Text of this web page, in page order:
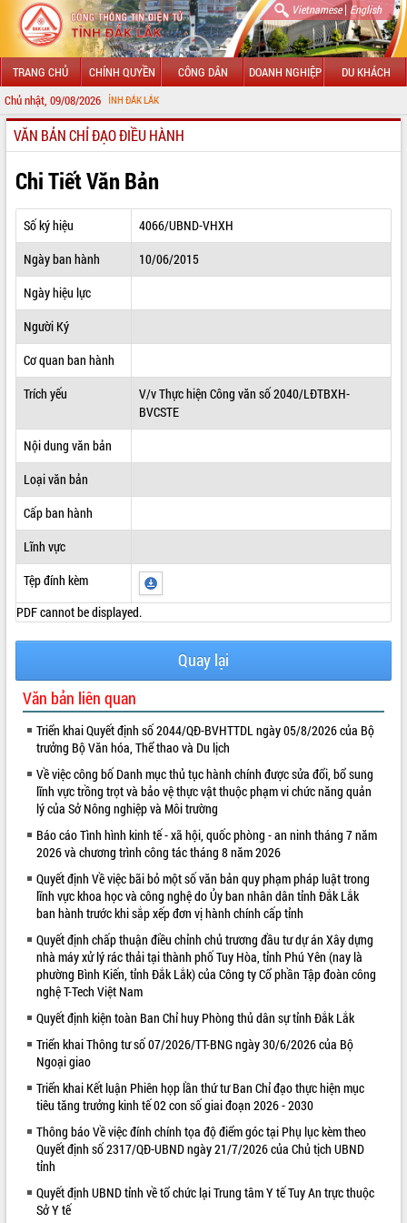
Vietnamese| English
TRANG CHỦ CHÍNH QUYỀN CÔNG DÂN DOANH NGHIỆP DU KHÁCH
Chủ nhật, 09/08/2026
GIỚI THIỆU
LÃNH ĐẠO UBND TỈNH
TIN TỨC SỰ KIỆN
SỞ, BAN, NGÀNH
THÔNG TIN CHỈ ĐẠO ĐIỀU HÀNH
HỆ THỐNG VĂN BẢN
VĂN BẢN HĐND TỈNH
ĐIỂM TIN VĂN BẢN
VIDEO
Khám bệnh, cấp phát thuốc miễn phí
và tặng quà người dân xã Cư Pui
Hội nghị UBND tỉnh Đắk Lắk thường kỳ
tháng 7/2026
Lễ truy tặng danh hiệu “Bà Mẹ Việt
Nam Anh hùng” và trao Huân chương
Lao động
UBND tỉnh Đắk Lắk triển khai nhiệm
Kỳ họp thứ Hai, Hội đồng nhân dân
ALBUM ẢNH
VĂN BẢN CHỈ ĐẠO ĐIỀU HÀNH
Chi Tiết Văn Bản
Số ký hiệu
4066/UBND-VHXH
Ngày ban hành
10/06/2015
Ngày hiệu lực
Người Ký
Cơ quan ban hành
Trích yếu
V/v Thực hiện Công văn số 2040/LĐTBXH-
BVCSTE
Nội dung văn bản
Loại văn bản
Cấp ban hành
Lĩnh vực
Tệp đính kèm
PDF cannot be displayed.
Quay lại
Văn bản liên quan
Triển khai Quyết định số 2044/QĐ-BVHTTDL ngày 05/8/2026 của Bộ
trưởng Bộ Văn hóa, Thể thao và Du lịch
Về việc công bố Danh mục thủ tục hành chính được sửa đổi, bổ sung
lĩnh vực trồng trọt và bảo vệ thực vật thuộc phạm vi chức năng quản
lý của Sở Nông nghiệp và Môi trường
Báo cáo Tình hình kinh tế - xã hội, quốc phòng - an ninh tháng 7 năm
2026 và chương trình công tác tháng 8 năm 2026
Quyết định Về việc bãi bỏ một số văn bản quy phạm pháp luật trong
lĩnh vực khoa học và công nghệ do Ủy ban nhân dân tỉnh Đắk Lắk
ban hành trước khi sắp xếp đơn vị hành chính cấp tỉnh
Quyết định chấp thuận điều chỉnh chủ trương đầu tư dự án Xây dựng
nhà máy xử lý rác thải tại thành phố Tuy Hòa, tỉnh Phú Yên (nay là
phường Bình Kiến, tỉnh Đắk Lắk) của Công ty Cổ phần Tập đoàn công
nghệ T-Tech Việt Nam
Quyết định kiện toàn Ban Chỉ huy Phòng thủ dân sự tỉnh Đắk Lắk
Triển khai Thông tư số 07/2026/TT-BNG ngày 30/6/2026 của Bộ
Ngoại giao
Triển khai Kết luận Phiên họp lần thứ tư Ban Chỉ đạo thực hiện mục
tiêu tăng trưởng kinh tế 02 con số giai đoạn 2026 - 2030
Thông báo Về việc đính chính tọa độ điểm góc tại Phụ lục kèm theo
Quyết định số 2317/QĐ-UBND ngày 21/7/2026 của Chủ tịch UBND
tỉnh
Quyết định UBND tỉnh về tổ chức lại Trung tâm Y tế Tuy An trực thuộc
Sở Y tế